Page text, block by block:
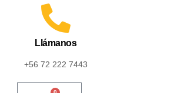
Llámanos
+56 72 222 7443